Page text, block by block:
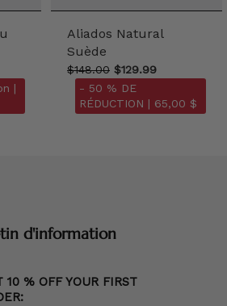
|
Aliados Natural
Suède
$148.00 $129.99
- 50 % DE
RÉDUCTION | 65,00 $
d'information
10 % OFF YOUR FIRST